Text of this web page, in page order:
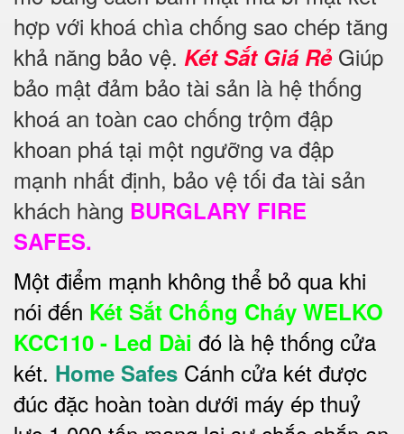
hợp với khoá chìa chống sao chép tăng
khả năng bảo vệ. Két Sắt Giá RẻGiúp
bảo mật đảm bảo tài sản là hệ thống
khoá an toàn cao chống trộm đập
khoan phá tại một ngưỡng va đập
mạnh nhất định, bảo vệ tối đa tài sản
khách hàng BURGLARY FIRE
SAFES.
Một điểm mạnh không thể bỏ qua khi
nói đến Két Sắt Chống Cháy WELKO
KCC110 - Led Dài đó là hệ thống cửa
két. Home Safes Cánh cửa két được
đúc đặc hoàn toàn dưới máy ép thuỷ